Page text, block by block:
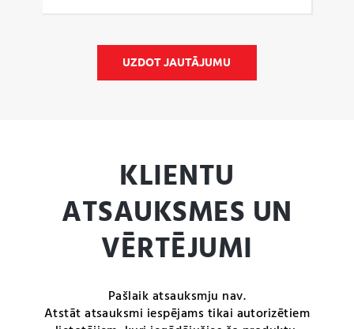
UZDOT JAUTĀJUMU
KLIENTU
ATSAUKSMES UN
VĒRTĒJUMI
Pašlaik atsauksmju nav.
Atstāt atsauksmi iespējams tikai autorizētiem